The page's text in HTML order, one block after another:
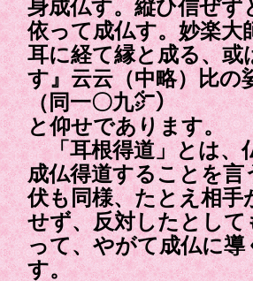
身成仏す。縦ひ信ぜ
依って成仏す。妙楽大
耳に経て縁と成る、或
す』云云（中略）比の
（同一〇九㌻）
と仰せであります。
「耳根得道」とは、
成仏得道することを
伏も同様、たとえ相
せず、反対したとし
って、やがて成仏に
す。